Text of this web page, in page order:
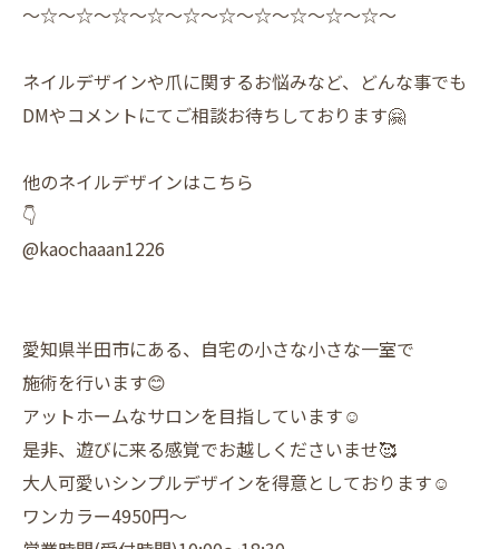
〜☆〜☆〜☆〜☆〜☆〜☆〜☆〜☆〜☆〜☆〜
ネイルデザインや爪に関するお悩みなど、どんな事でも
DMやコメントにてご相談お待ちしております🤗
他のネイルデザインはこちら
👇
@kaochaaan1226
愛知県半田市にある、自宅の小さな小さな一室で
施術を行います😊
アットホームなサロンを目指しています☺️
是非、遊びに来る感覚でお越しくださいませ🥰
大人可愛いシンプルデザインを得意としております☺️
ワンカラー4950円〜